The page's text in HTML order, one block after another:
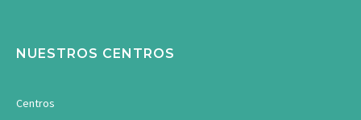
NUESTROS CENTROS
Centros